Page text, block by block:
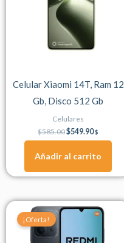
Celular Xiaomi 14T, Ram 12
Gb, Disco 512 Gb
Celulares
$585.00$549.90$
Añadir al carrito
¡Oferta!
Original
price
Current
price